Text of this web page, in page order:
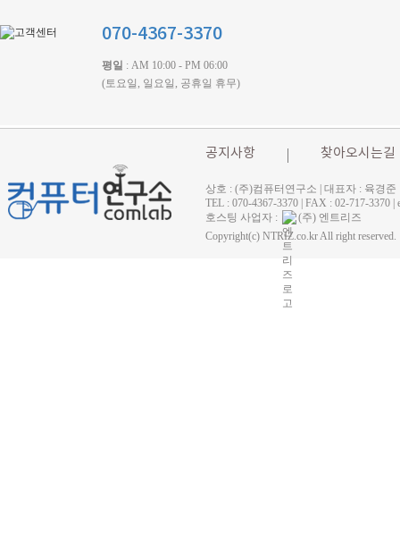
070-4367-3370
평일 : AM 10:00 - PM 06:00
(토요일, 일요일, 공휴일 휴무)
공지사항 찾아오시는길
상호 : (주)컴퓨터연구소 | 대표자 : 육경
TEL : 070-4367-3370 | FAX : 02-717-
호스팅 사업자 :
(주) 엔트리즈
Copyright(c) NTRIZ.co.kr All right reserved.